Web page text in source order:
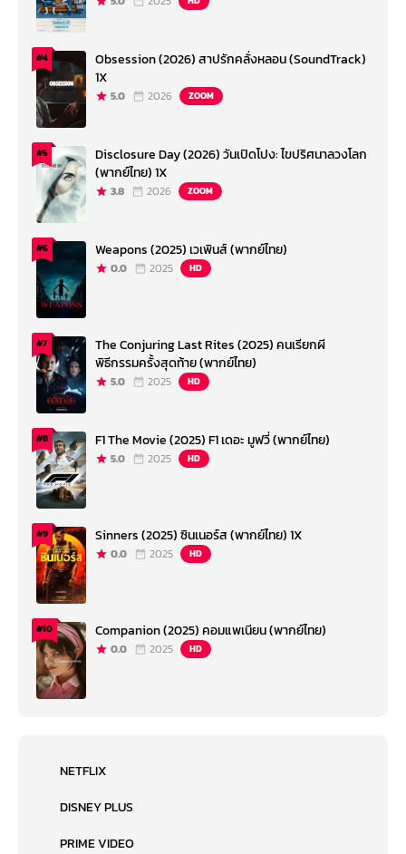
#4
Obsession (2026) สาปรักคลั่งหลอน (SoundTrack)
1X
5.0 2026 ZOOM
#5
Disclosure Day (2026) วันเปิดโปง: ไขปริศนาลวงโลก
(พากย์ไทย) 1X
3.8 2026 ZOOM
#6 Weapons (2025) เวเพินส์ (พากย์ไทย)
0.0 2025 HD
#7
The Conjuring Last Rites (2025) คนเรียกผี
พิธีกรรมครั้งสุดท้าย (พากย์ไทย)
5.0 2025 HD
#8 F1 The Movie (2025) F1 เดอะ มูฟวี่ (พากย์ไทย)
5.0 2025 HD
#9 Sinners (2025) ซินเนอร์ส (พากย์ไทย) 1X
0.0 2025 HD
#10 Companion (2025) คอมแพเนียน (พากย์ไทย)
0.0 2025 HD
NETFLIX
DISNEY PLUS
PRIME VIDEO